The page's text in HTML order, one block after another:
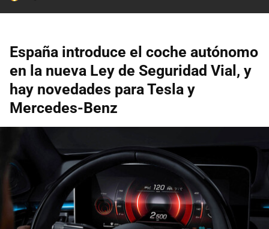
España introduce el coche autónomo
en la nueva Ley de Seguridad Vial, y
hay novedades para Tesla y
Mercedes-Benz